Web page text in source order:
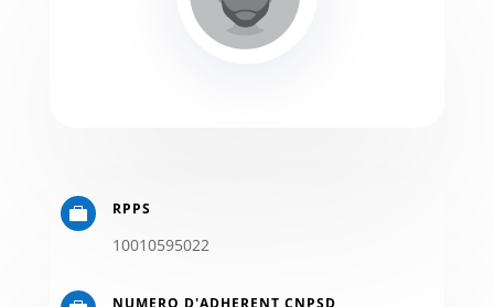
 RPPS
10010595022
NUMERO D'ADHERENT CNPSD